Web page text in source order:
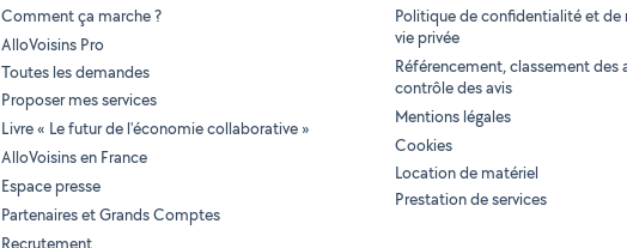
Comment ça marche ?
AlloVoisins Pro
Toutes les demandes
Proposer mes services
Livre « Le futur de l'économie collaborative »
AlloVoisins en France
Espace presse
Partenaires et Grands Comptes
Recrutement
Politique de confidentialité et de
vie privée
Référencement, classement des
contrôle des avis
Mentions légales
Cookies
Location de matériel
Prestation de services